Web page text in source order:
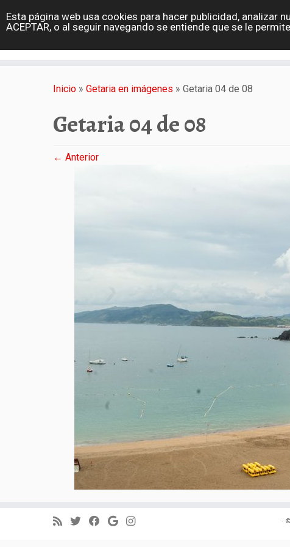
diarioviajero.es Portada
Inicio » Getaria en imágenes » Getaria 04 de 08
Getaria 04 de 08
← Anterior
·
Esta página web usa cookies para hacer publicidad, analizar
ACEPTAR, o al seguir navegando se entiende que se le